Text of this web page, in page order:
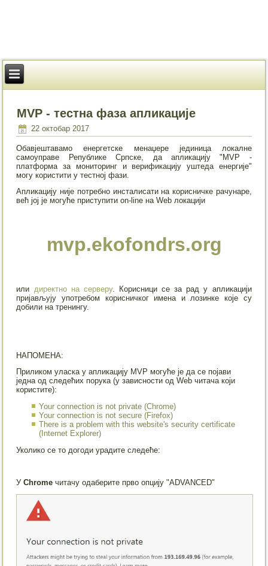
MVP - тестна фаза апликације
22 октобар 2017
Обавјештавамо енергетске менаџере јединица локалне
самоуправе Републике Српске, да апликацију "MVP -
платформа за мониторинг и верификацију уштеда енергије"
могу користити у тестној фази.
Апликацију није потребно инсталисати на корисничке рачунаре,
већ јој је могуће приступити on-line на Web локацији
mvp.ekofondrs.org
или директно на серверу. Корисници се за рад у апликацији
пријављују употребом корисничког имена и лозинке које су
добили на тренингу.
НАПОМЕНА:
Приликом уласка у апликацију MVP могуће је да се појави
једна од следећих порука (у зависности од Web читача који
користите):
Your connection is not private (Chrome)
Your connection is not secure (Firefox)
There is a problem with this website's security certificate
(Internet Explorer)
Уколико се то догоди урадите следеће:
УChrome читачу одаберите прво опцију "ADVANCED"